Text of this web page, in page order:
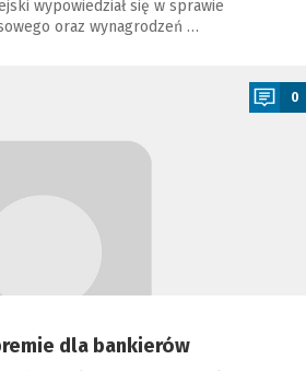
wypowiedział się w sprawie
oraz wynagrodzeń …
0
dla bankierów